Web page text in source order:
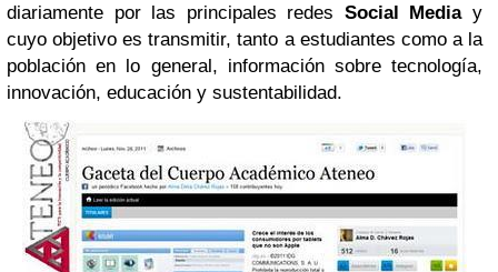
diariamente por las principales redes Social Mediay
cuyo objetivo es transmitir, tanto a estudiantes como a la
población en lo general, información sobre tecnología,
innovación, educación y sustentabilidad.